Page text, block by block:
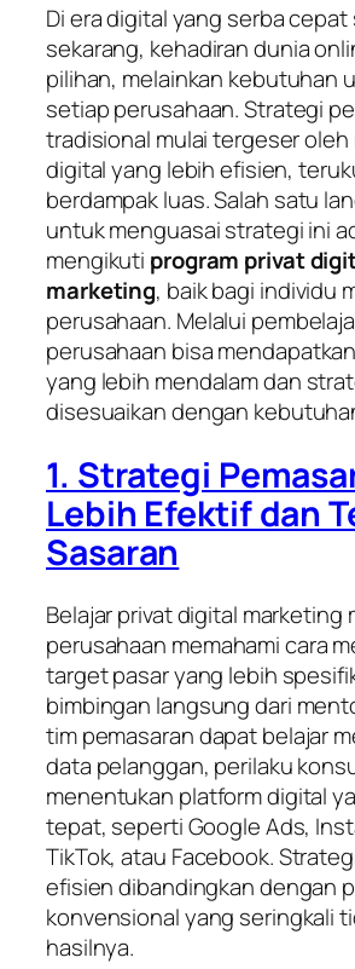
Di era digital yang serba
sekarang, kehadiran dunia
pilihan, melainkan kebutuhan
setiap perusahaan. Strategi
tradisional mulai tergeser
digital yang lebih efisien,
berdampak luas. Salah satu
untuk menguasai strategi ini
mengikuti program privat
marketing, baik bagi individu
perusahaan. Melalui
perusahaan bisa
yang lebih mendalam dan
disesuaikan dengan
1. Strategi
Lebih Efektif dan
Sasaran
Belajar privat digital marketing
perusahaan memahami cara
target pasar yang lebih
bimbingan langsung dari
tim pemasaran dapat belajar
data pelanggan, perilaku
menentukan platform digital
tepat, seperti Google Ads,
TikTok, atau Facebook.
efisien dibandingkan dengan
konvensional yang seringkali
hasilnya.